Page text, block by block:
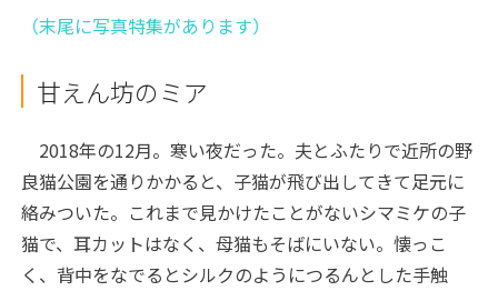
（末尾に写真特集があります）
甘えん坊のミア
2018年の12月。寒い夜だった。夫とふたりで近所の野
良猫公園を通りかかると、子猫が飛び出してきて足元に
絡みついた。これまで見かけたことがないシマミケの子
猫で、耳カットはなく、母猫もそばにいない。懐っこ
く、背中をなでるとシルクのようにつるんとした手触